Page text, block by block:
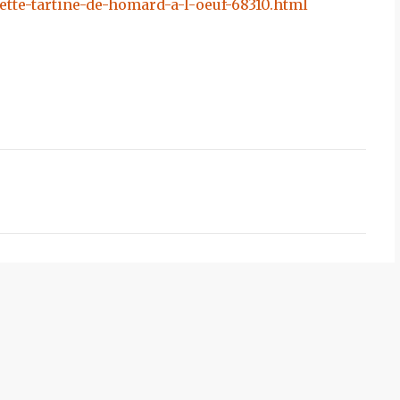
tartine-de-homard-a-l-oeuf-68310.html